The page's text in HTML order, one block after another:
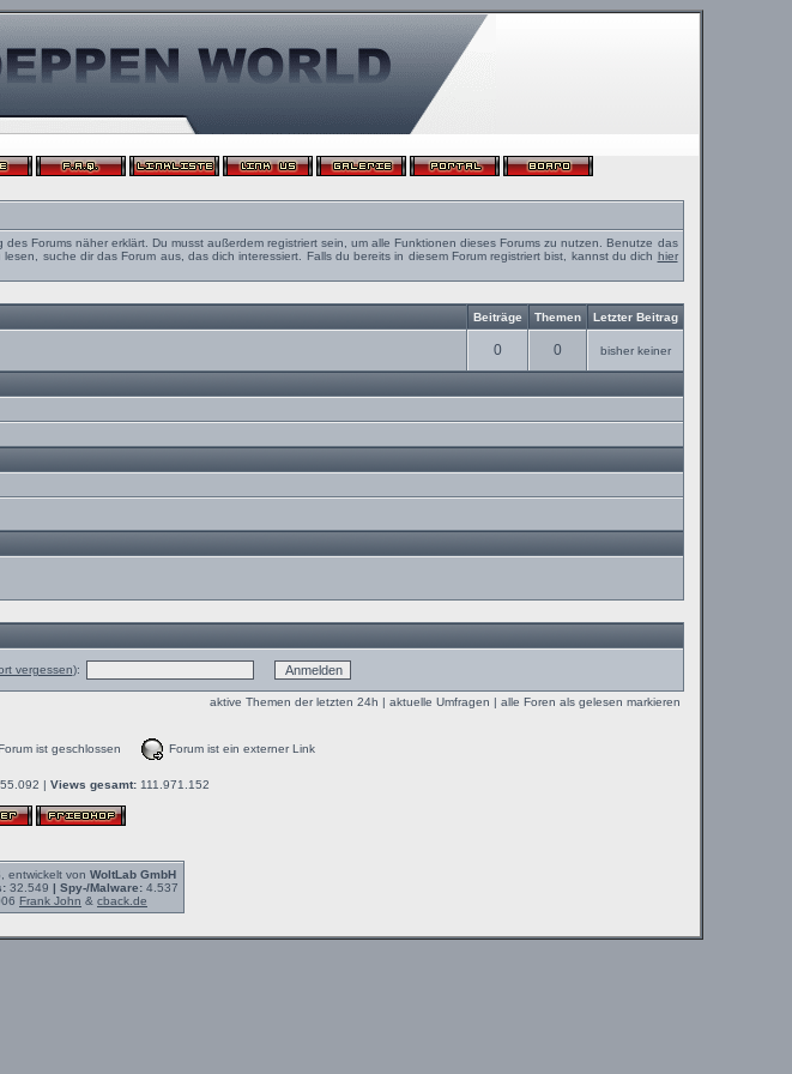
Forums näher erklärt. Du musst außerdem registriert sein, um alle Funktionen dieses Forums zu nutzen. Benutze das
suche dir das Forum aus, das dich interessiert. Falls du bereits in diesem Forum registriert bist, kannst du dich hier
Beiträge Themen Letzter Beitrag
0 0 bisher keiner
vergessen):
aktive Themen der letzten 24h | aktuelle Umfragen | alle Foren als gelesen markieren
ist geschlossen Forum ist ein externer Link
| Views gesamt:111.971.152
, entwickelt von WoltLab GmbH
32.549 | Spy-/Malware:4.537
Frank John & cback.de